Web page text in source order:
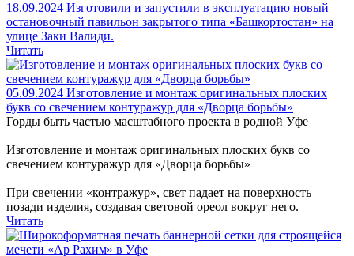
18.09.2024 Изготовили и запустили в эксплуатацию новый
остановочный павильон закрытого типа «Башкортостан» на
улице Заки Валиди.
Читать
05.09.2024 Изготовление и монтаж оригинальных плоских
букв со свечением контуражур для «Дворца борьбы»
Горды быть частью масштабного проекта в родной Уфе
Изготовление и монтаж оригинальных плоских букв со
свечением контуражур для «Дворца борьбы»
При свечении «контражур», свет падает на поверхность
позади изделия, создавая световой ореол вокруг него.
Читать